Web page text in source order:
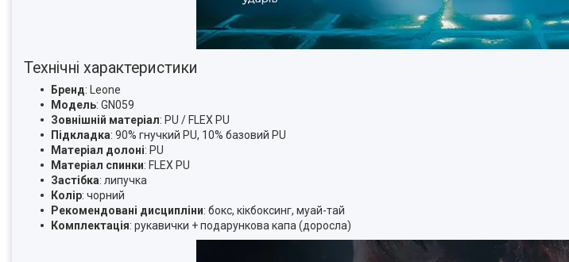
Технічні характеристики
Бренд: Leone
Модель: GN059
Зовнішній матеріал: PU / FLEX PU
Підкладка: 90% гнучкий PU, 10% базовий PU
Матеріал долоні: PU
Матеріал спинки: FLEX PU
Застібка: липучка
Колір: чорний
Рекомендовані дисципліни: бокс, кікбоксинг, муай-тай
Комплектація: рукавички + подарункова капа (доросла)